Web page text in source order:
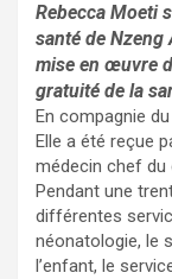
Rebecca Moeti
santé de Nzeng
mise en œuvre
gratuité de la
En compagnie
Elle a été reçue
médecin chef du
Pendant une
différentes
néonatologie, le
l’enfant, le